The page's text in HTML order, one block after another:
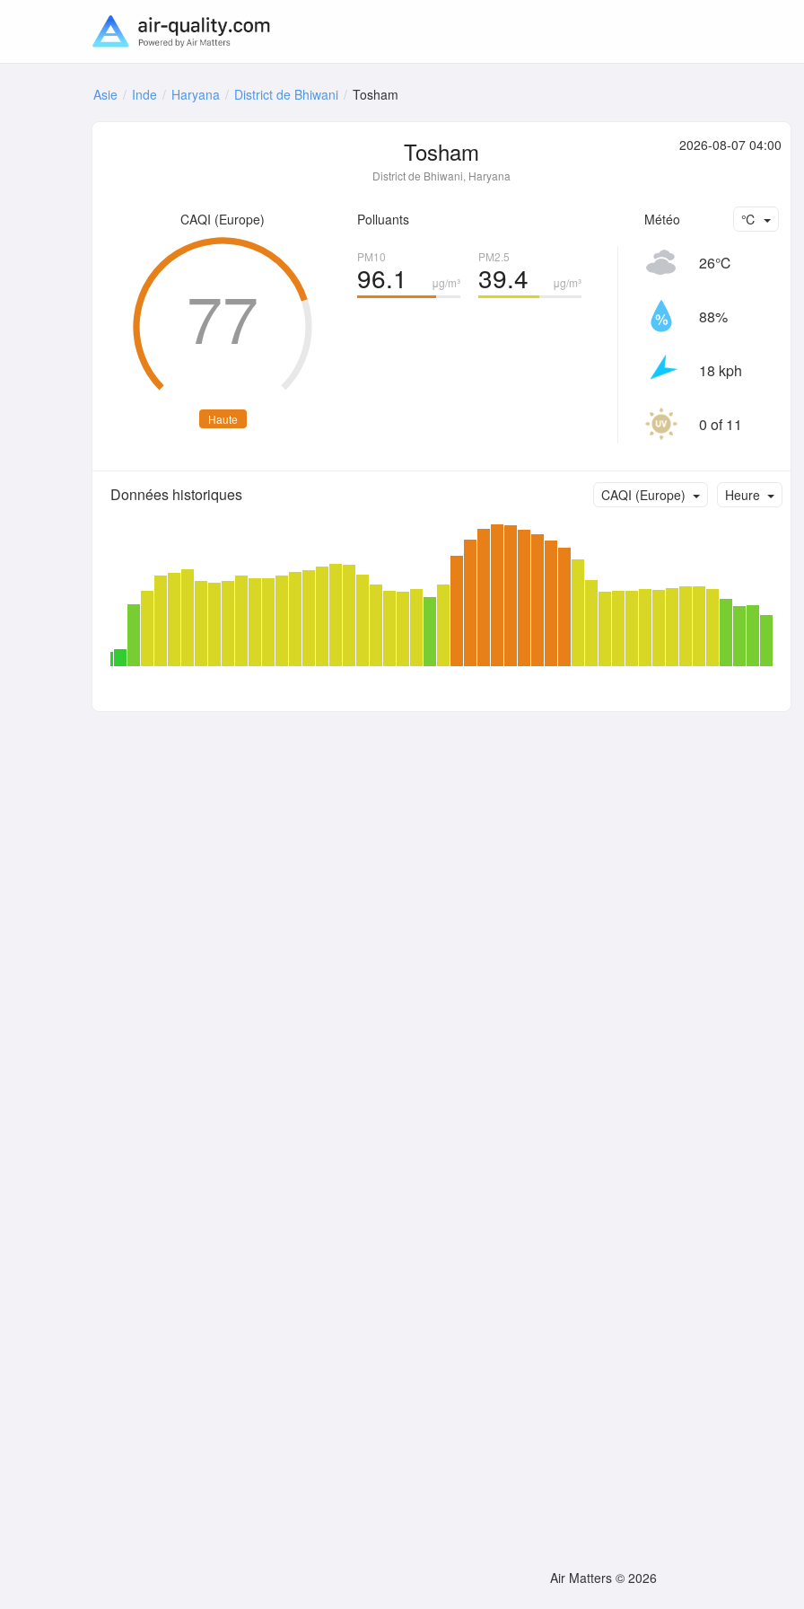
Asie Inde Haryana District de Bhiwani Tosham
Tosham
District de Bhiwani, Haryana
2026-08-07 04:00
CAQI (Europe)
Haute
77
Polluants
PM10
μg/m³
96.1
PM2.5
μg/m³
39.4
Météo ℃
26℃
88%
18 kph
0 of 11
Données historiques Heure
CAQI (Europe)
Air Matters © 2026